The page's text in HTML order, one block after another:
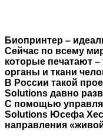
Биопринтер –
Сейчас по всему
которые печатают –
органы и ткани
В России такой
Solutions давно
С помощью
Solutions Юсефа
направления